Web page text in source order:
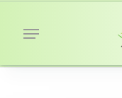
Menu